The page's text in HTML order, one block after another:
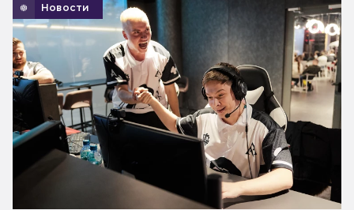
Новости